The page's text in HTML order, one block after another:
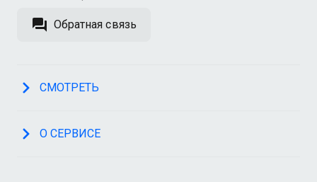
Обратная связь
СМОТРЕТЬ
О СЕРВИСЕ